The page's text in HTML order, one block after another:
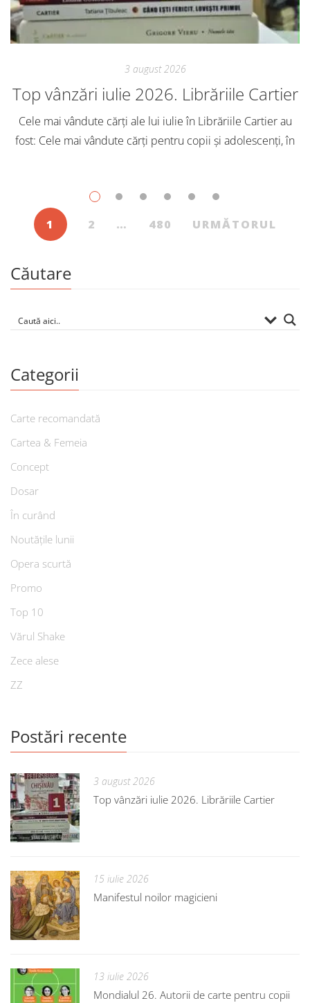
3 august 2026
Top vânzări iulie 2026. Librăriile Cartier
Cele mai vândute cărți ale lui iulie în Librăriile Cartier au
fost: Cele mai vândute cărți pentru copii și adolescenți, în
1 2 … 480 URMĂTORUL
Căutare
Categorii
Carte recomandată
Cartea & Femeia
Concept
Dosar
În curând
Noutățile lunii
Opera scurtă
Promo
Top 10
Vărul Shake
Zece alese
ZZ
Postări recente
3 august 2026
Top vânzări iulie 2026. Librăriile Cartier
15 iulie 2026
Manifestul noilor magicieni
13 iulie 2026
Mondialul 26. Autorii de carte pentru copii